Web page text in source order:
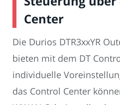
Center
Die Durios DTR3xxYR
bieten mit dem DT
individuelle
das Control Center